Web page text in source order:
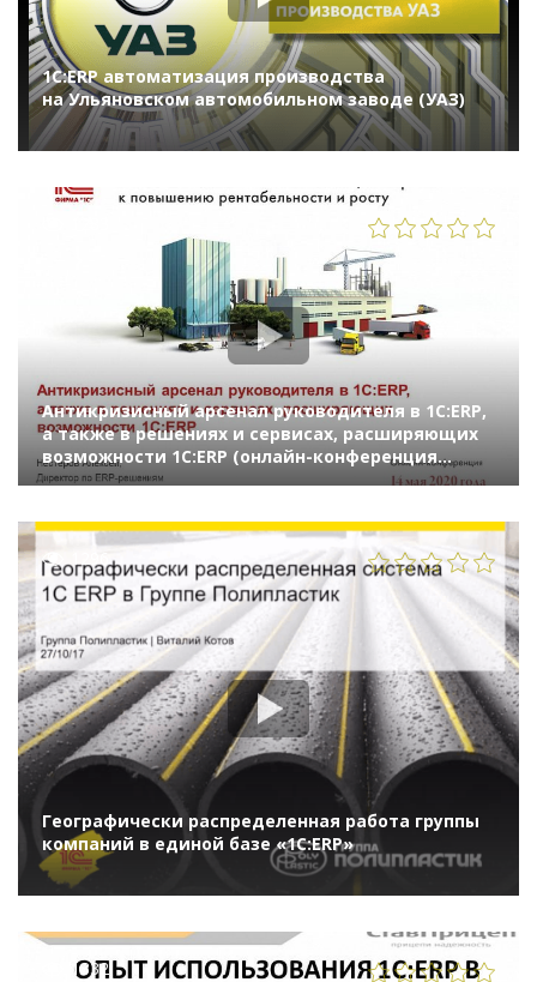
1С:ERP автоматизация производства
на Ульяновском автомобильном заводе (УАЗ)
Антикризисный арсенал руководителя в 1С:ERP,
а также в решениях и сервисах, расширяющих
возможности 1С:ERP (онлайн-конференция
"1С:ERP в облаках" 14 мая 2020 г., Нестеров
1296
Географически распределенная работа группы
компаний в единой базе «1С:ERP»
1332